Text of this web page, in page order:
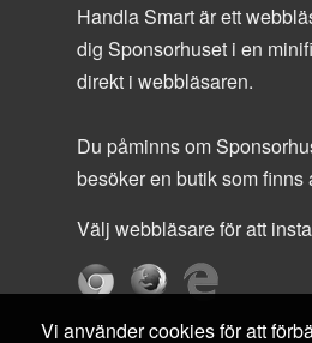
Handla Smart är ett
dig Sponsorhuset i en
direkt i webbläsaren.
Du påminns om
besöker en butik som finns
Välj webbläsare för att
Vi använder cookies för att